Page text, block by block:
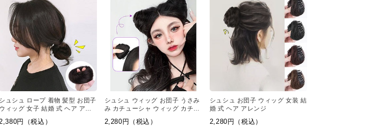
シュシュ ロープ 着物 髪型 お団子
ウィッグ 女子 結婚 式 ヘア アレ
ンジ つけ 毛
円（税込）
シュシュ ウィッグ お団子 うさみ
み カチューシャ ウィッグ カチュ
ーシャ ポイント ウィッグ
2,280円（税込）
シュシュ お団子 ウィッグ 女装 結
婚 式 ヘア アレンジ
2,280円（税込）